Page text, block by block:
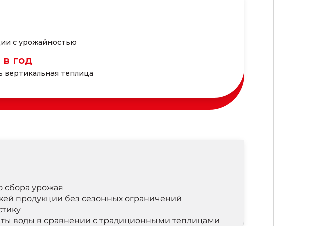
с урожайностью
в год
вертикальная теплица
сбора урожая
продукции без сезонных ограничений
воды в сравнении с традиционными теплицами